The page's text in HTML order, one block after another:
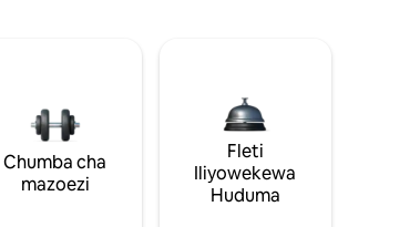
Chumba cha
mazoezi
Fleti
Iliyowekewa
Huduma